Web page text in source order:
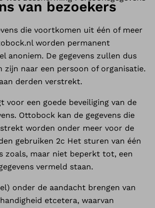
van bezoekers
die voortkomen uit één of meer
worden permanent
anoniem. De gegevens zullen dus
zijn naar een persoon of organisatie.
derden verstrekt.
voor een goede beveiliging van de
Ottobock kan de gegevens die
worden onder meer voor de
gebruiken 2c Het sturen van één
zoals, maar niet beperkt tot, een
vermeld staan.
onder de aandacht brengen van
etcetera, waarvan